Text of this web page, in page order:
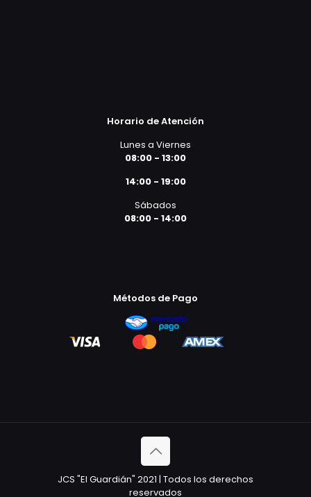
Horario de Atención
Lunes a Viernes
08:00 - 13:00
14:00 - 19:00
Sábados
08:00 - 14:00
Métodos de Pago
JCS "El Guardián" 2021 | Todos los derechos
reservados